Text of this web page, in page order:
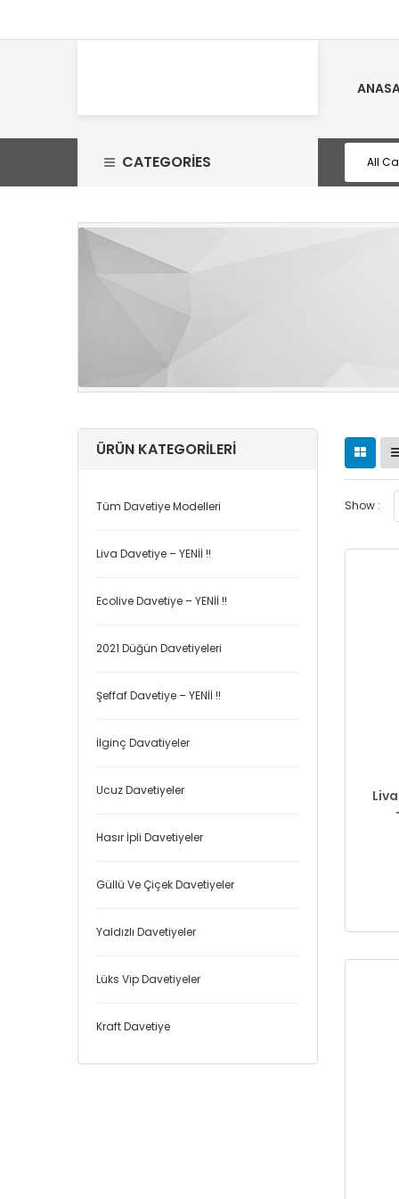
CATEGORIES
ÜRÜN KATEGORILERI
Tüm Davetiye Modelleri
Liva Davetiye – YENİİ !!
Ecolive Davetiye – YENİİ !!
2021 Düğün Davetiyeleri
Şeffaf Davetiye – YENİİ !!
İlginç Davatiyeler
Ucuz Davetiyeler
Hasır İpli Davetiyeler
Güllü Ve Çiçek Davetiyeler
Yaldızlı Davetiyeler
Lüks Vip Davetiyeler
Kraft Davetiye
Show :